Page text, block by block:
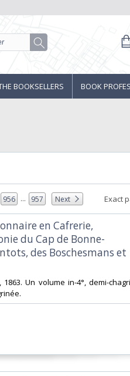
BOOKSELLERS BOOK
956 ... 957 Next Exact
en Cafrerie,
du Cap de Bonne-
des Boschesmans et
Un volume in-4°, demi-